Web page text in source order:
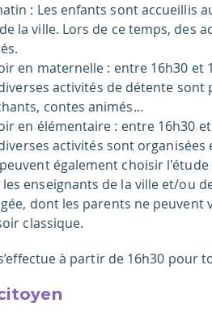
: Les enfants sont accueillis
la ville. Lors de ce temps, des
en maternelle : entre 16h30
activités de détente
contes animés…
en élémentaire : entre 16h30
activités sont
également choisir
enseignants de la ville et/ou
dont les parents ne peuvent
classique.
à partir de 16h30 pour